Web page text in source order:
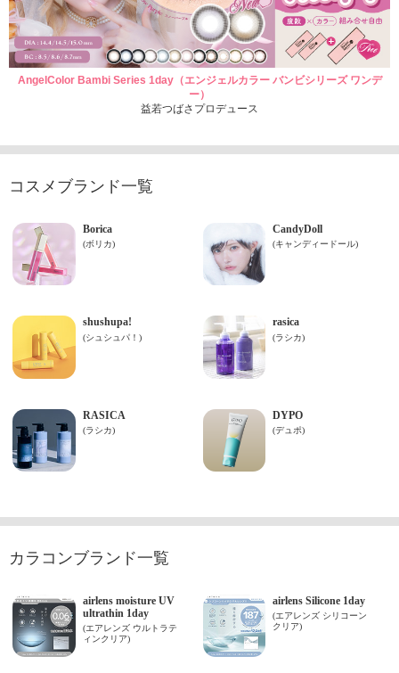
AngelColor Bambi Series 1day（エンジェルカラー バンビシリーズ ワンデ
ー）
益若つばさプロデュース
コスメブランド一覧
カラコンブランド一覧